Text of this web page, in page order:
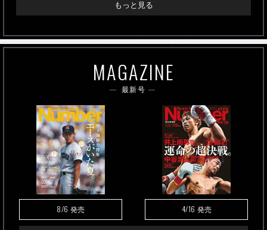
もっと見る
MAGAZINE
最新号
8/6 発売 4/16 発売